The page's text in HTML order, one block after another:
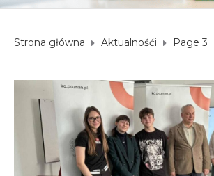
Strona główna Aktualnośći Page 3